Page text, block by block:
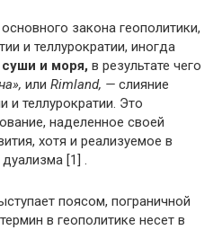
закона геополитики,
и теллурократии, иногда
суши и моря, в результате чего
или Rimland, — слияние
и теллурократии. Это
наделенное своей
хотя и реализуемое в
[1] .
поясом, пограничной
в геополитике несет в